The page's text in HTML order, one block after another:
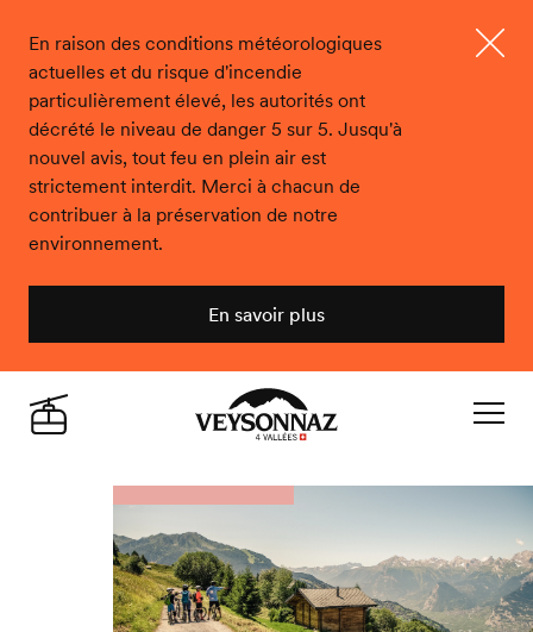
En raison des conditions météorologiques
actuelles et du risque d'incendie
particulièrement élevé, les autorités ont
décrété le niveau de danger 5 sur 5. Jusqu'à
nouvel avis, tout feu en plein air est
strictement interdit. Merci à chacun de
contribuer à la préservation de notre
environnement.
En savoir plus
Veysonnaz